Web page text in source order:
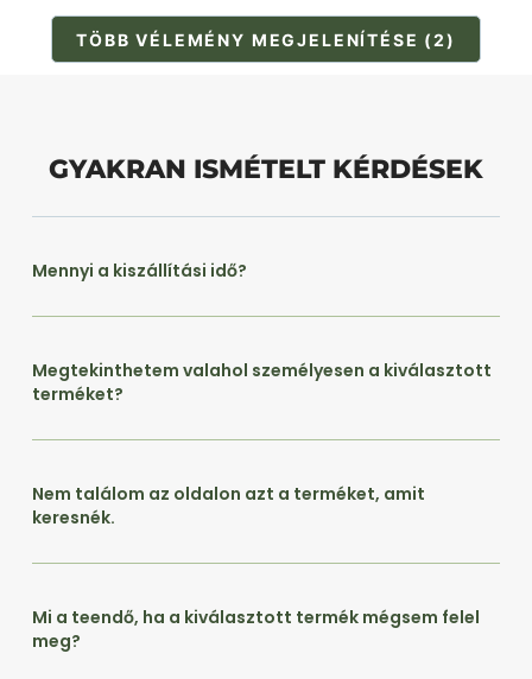
TÖBB VÉLEMÉNY MEGJELENÍTÉSE (2)
GYAKRAN ISMÉTELT KÉRDÉSEK
Mennyi a kiszállítási idő?
Megtekinthetem valahol személyesen a kiválasztott
terméket?
Nem találom az oldalon azt a terméket, amit
keresnék.
Mi a teendő, ha a kiválasztott termék mégsem felel
meg?